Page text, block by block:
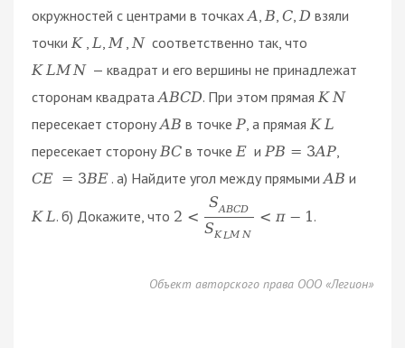
окружностей с центрами в точках A B C D взяли
точки K L M N соответственно так, что
K LM N — квадрат и его вершины не принадлежат
сторонам квадрата ABCD. При этом прямая K N
пересекает сторонуAB в точке P , а прямая K L
пересекает сторону BC в точке E и PB = 3AP,
CE = 3BE . а) Найдите угол между прямымиAB и
K L. б) Докажите, что 2 <
SABCD
SK LMN
< π − 1 .
Объект авторского права ООО «Легион»